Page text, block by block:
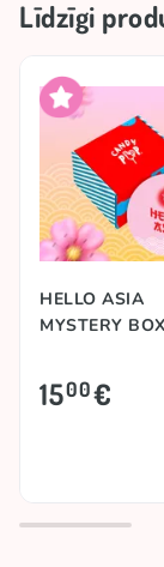
Līdzīgi
HELLO ASIA
MYSTERY
1500€